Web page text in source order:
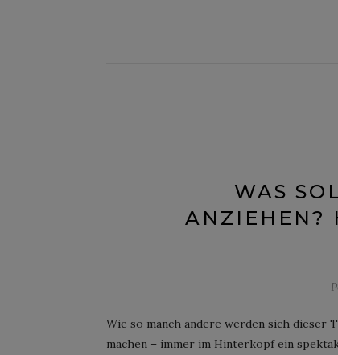
WAS
ANZIEHEN?
Wie so manch andere werden sich
machen – immer im Hinterkopf ein